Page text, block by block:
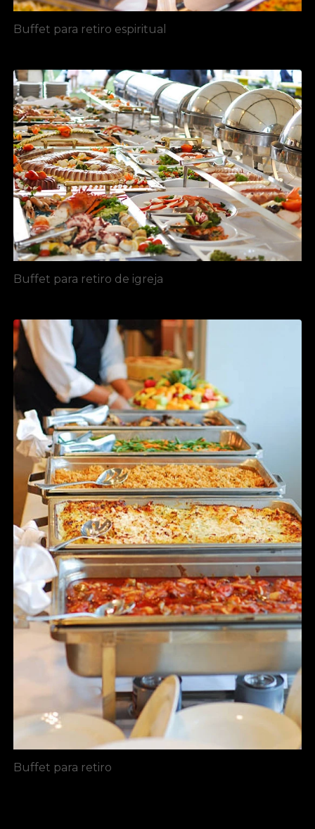
Buffet para retiro espiritual
Buffet para retiro de igreja
Buffet para retiro